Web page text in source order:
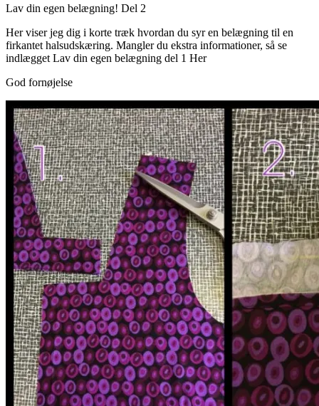
Lav din egen belægning! Del 2
Her viser jeg dig i korte træk hvordan du syr en belægning til en
firkantet halsudskæring. Mangler du ekstra informationer, så se
indlægget Lav din egen belægning del 1 Her
God fornøjelse